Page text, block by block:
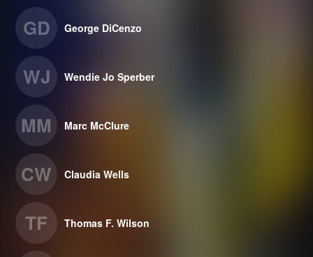
GD George DiCenzo
WJ Wendie Jo Sperber
MM Marc McClure
CW Claudia Wells
TF Thomas F. Wilson